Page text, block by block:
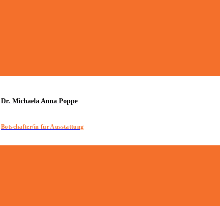
Dr. Michaela Anna Poppe
Botschafter/in für Ausstattung